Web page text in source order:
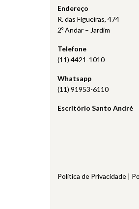
Endereço
R. das Figueiras, 474
2º Andar – Jardim
Telefone
(11) 4421-1010
Whatsapp
(11) 91953-6110
Escritório Santo André
Política de Privacidade |